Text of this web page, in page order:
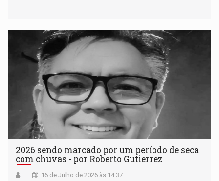
2026 sendo marcado por um período de seca
com chuvas - por Roberto Gutierrez
16 de Julho de 2026 às 14:37